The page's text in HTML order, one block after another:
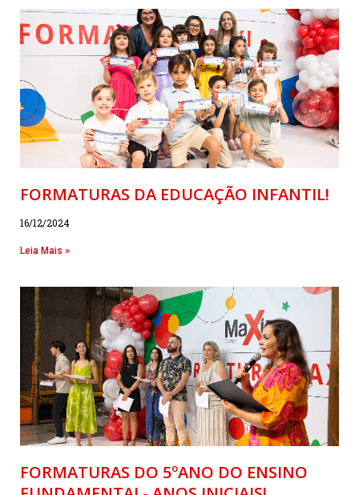
FORMATURAS DA EDUCAÇÃO INFANTIL!
16/12/2024
Leia Mais »
FORMATURAS DO 5ºANO DO ENSINO